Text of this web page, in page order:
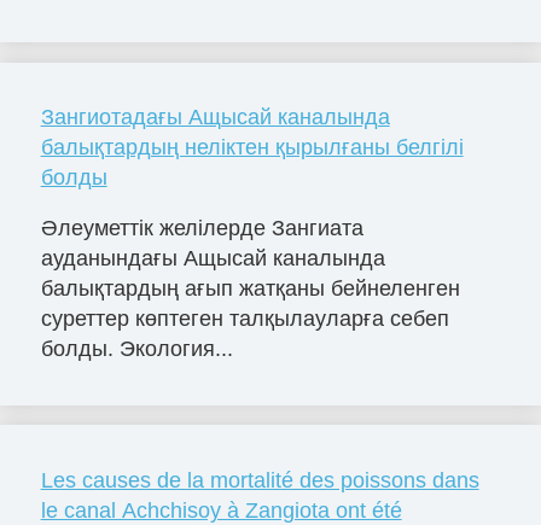
Зангиотадағы Ащысай каналында
балықтардың неліктен қырылғаны белгілі
болды
Әлеуметтік желілерде Зангиата
ауданындағы Ащысай каналында
балықтардың ағып жатқаны бейнеленген
суреттер көптеген талқылауларға себеп
болды. Экология...
Les causes de la mortalité des poissons dans
le canal Achchisoy à Zangiota ont été